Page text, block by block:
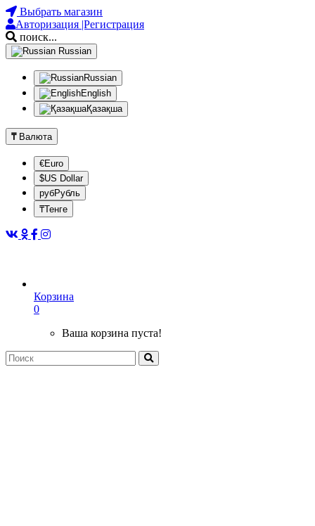
Выбрать магазин
Авторизация |Регистрация
поиск...
Russian
Russian
English
Қазақша
₸ Валюта
€Euro
$US Dollar
рубРубль
₸Тенге
Корзина
0
Ваша корзина пуста!